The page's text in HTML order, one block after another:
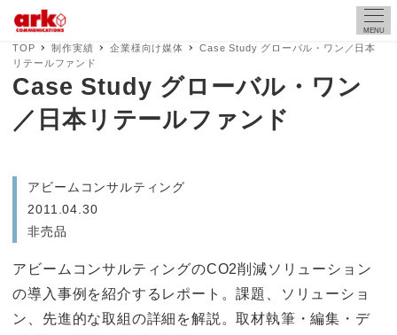
MENU
TOP 制作実績 企業様向け媒体
Case Study グローバル・ワン／日本
リテールファンド
Case Study グローバル・ワン
／日本リテールファンド
アビームコンサルティング
2011.04.30
非売品
アビームコンサルティングのCO2削減ソリューション
の導入事例を紹介するレポート。課題、ソリューショ
ン、先進的な取組の詳細を解説。取材執筆・編集・デ